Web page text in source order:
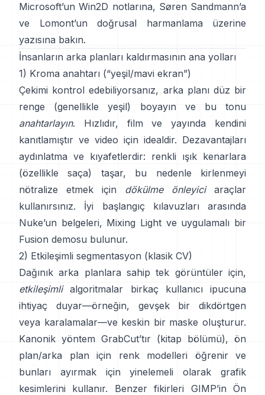
Microsoft’un Win2D notlarına, Søren Sandmann’a
ve
Lomont’un doğrusal harmanlama üzerine
yazısına bakın.
İnsanların arka planları kaldırmasının ana yolları
1) Kroma anahtarı (“yeşil/mavi ekran”)
Çekimi kontrol edebiliyorsanız, arka planı düz bir
renge (genellikle yeşil) boyayın ve bu tonu
anahtarlayın. Hızlıdır, film ve yayında kendini
kanıtlamıştır ve video için idealdir. Dezavantajları
aydınlatma ve kıyafetlerdir: renkli ışık kenarlara
(özellikle saça) taşar, bu nedenle kirlenmeyi
nötralize etmek için dökülme önleyiciaraçlar
kullanırsınız. İyi başlangıç kılavuzları arasında
Nuke’un belgeleri, Mixing Light ve uygulamalı bir
Fusion demosu bulunur.
2) Etkileşimli segmentasyon (klasik CV)
Dağınık arka planlara sahip tek görüntüler için,
etkileşimlialgoritmalar birkaç kullanıcı ipucuna
ihtiyaç duyar—örneğin, gevşek bir dikdörtgen
veya karalamalar—ve keskin bir maske oluşturur.
Kanonik yöntem GrabCut’tır (kitap bölümü), ön
plan/arka plan için renk modelleri öğrenir ve
bunları ayırmak için yinelemeli olarak grafik
kesimlerini kullanır. Benzer fikirleri GIMP’in Ön